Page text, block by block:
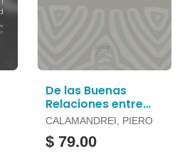
De las Buenas
Relaciones entre
Jueces y los
Abogados en el
Proceso Civil
CALAMANDREI, PIERO
$ 79.00